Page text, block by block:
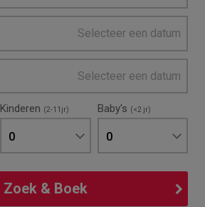
Selecteer een datum
Selecteer een datum
Kinderen (2-11jr)
0
Baby's (<2 jr)
0
Zoek & Boek